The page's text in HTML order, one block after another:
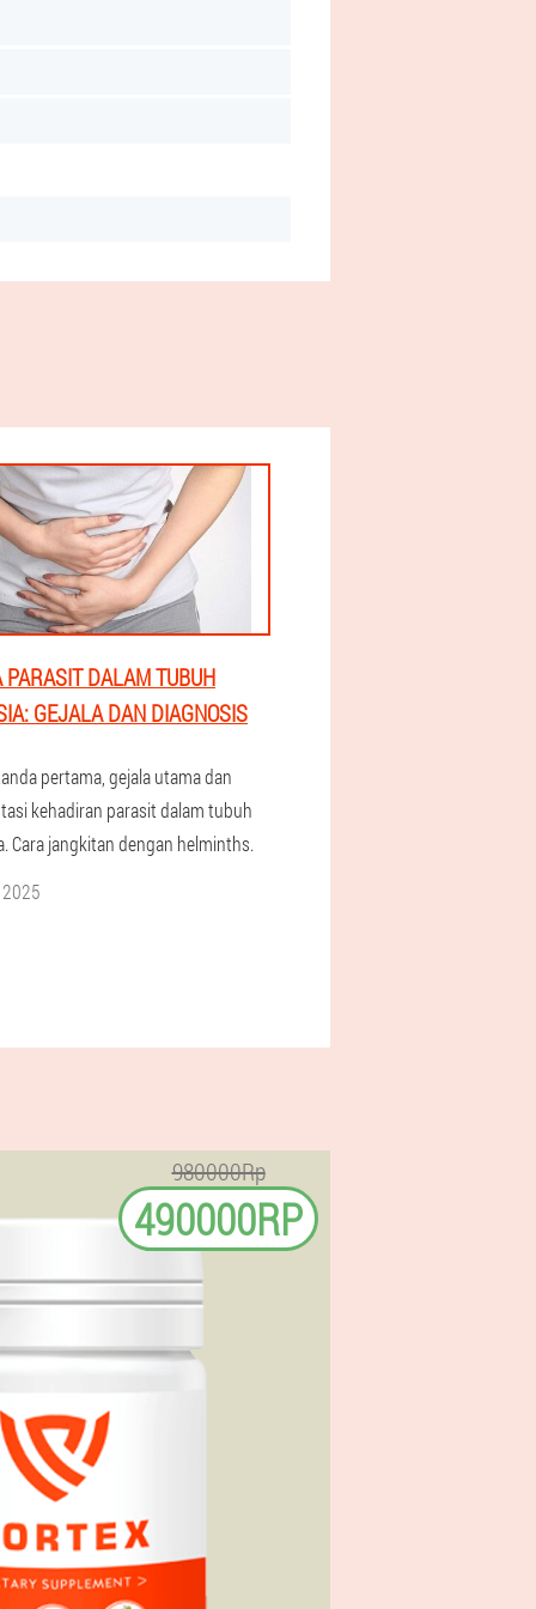
PARASIT DALAM TUBUH
GEJALA DAN DIAGNOSIS
pertama, gejala utama dan
kehadiran parasit dalam tubuh
Cara jangkitan dengan helminths.
980000Rp
490000RP